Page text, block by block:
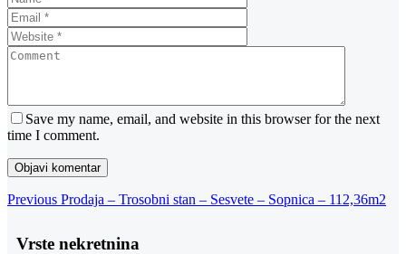
Save my name, email, and website in this browser for the next
time I comment.
Navigacija
Previous
Previous Prodaja – Trosobni stan – Sesvete – Sopnica – 112,36m2
Vrste nekretnina